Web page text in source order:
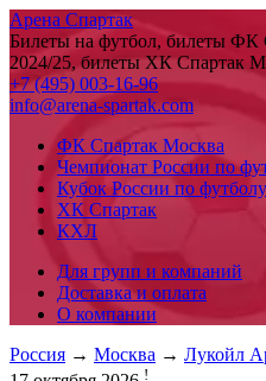
Арена Спартак
Билеты на футбол, билеты
2024/25, билеты ХК Спартак
+7 (495) 003-16-96
info@arena-spartak.com
ФК Спартак Москва
Чемпионат России по
Кубок России по футболу
ХК Спартак
КХЛ
Для групп и компаний
Доставка и оплата
О компании
Россия → Москва → Лукойл
!